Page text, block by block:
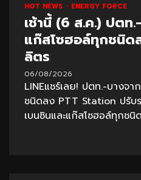
HOT NEWS ENERGY FORCE
เช้านี้ (6 ส.ค.) ปตท
แก๊สโซฮอล์ทุกชนิ
ลิตร
06/08/2026
LINEแชร์เลย! ปตท.-บางจ
ชนิดลง PTT Station ปรับ
เบนซินและแก๊สโซฮอล์ทุกช